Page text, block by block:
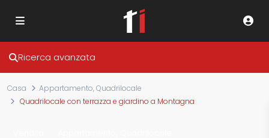
Ricerca avanzata
Casa Appartamento,Quadrilocale
Quadrilocale con terrazza e giardino a Montagna